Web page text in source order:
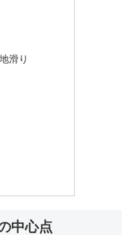
滑り
中心点